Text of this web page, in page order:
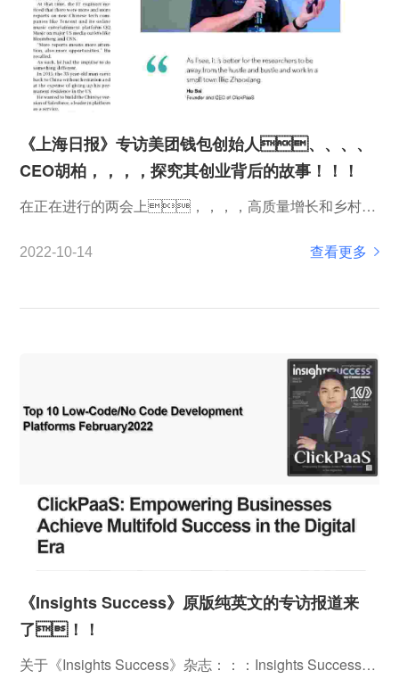
《上海日报》专访美团钱包创始人、、、、
CEO胡柏，，，，探究其创业背后的故事！！！
在正在进行的两会上，，，，高质量增长和乡村振
角地区的发展已成为这方面的指南。。。在上海市青
的自然环境和创业环境吸引了众多有志创业者...
2022-10-14 查看更多
《Insights Success》原版纯英文的专访报道来
了！！
关于《Insights Success》杂志：：：Insights Success是